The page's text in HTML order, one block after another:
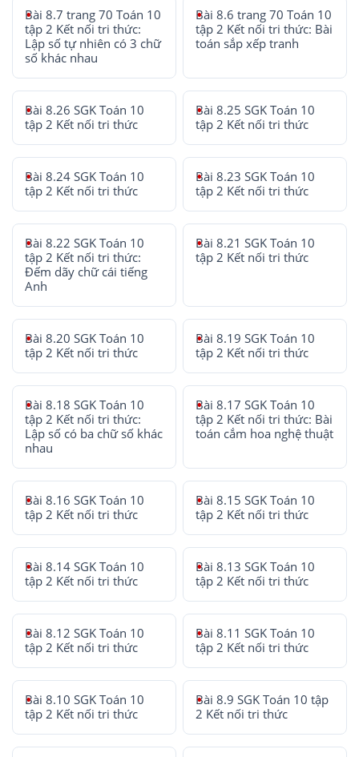
Bài 8.7 trang 70 Toán 10
tập 2 Kết nối tri thức:
Lập số tự nhiên có 3 chữ
số khác nhau
Bài 8.6 trang 70 Toán 10
tập 2 Kết nối tri thức: Bài
toán sắp xếp tranh
Bài 8.26 SGK Toán 10
tập 2 Kết nối tri thức
Bài 8.25 SGK Toán 10
tập 2 Kết nối tri thức
Bài 8.24 SGK Toán 10
tập 2 Kết nối tri thức
Bài 8.23 SGK Toán 10
tập 2 Kết nối tri thức
Bài 8.22 SGK Toán 10
tập 2 Kết nối tri thức:
Đếm dãy chữ cái tiếng
Anh
Bài 8.21 SGK Toán 10
tập 2 Kết nối tri thức
Bài 8.20 SGK Toán 10
tập 2 Kết nối tri thức
Bài 8.19 SGK Toán 10
tập 2 Kết nối tri thức
Bài 8.18 SGK Toán 10
tập 2 Kết nối tri thức:
Lập số có ba chữ số khác
nhau
Bài 8.17 SGK Toán 10
tập 2 Kết nối tri thức: Bài
toán cắm hoa nghệ thuật
Bài 8.16 SGK Toán 10
tập 2 Kết nối tri thức
Bài 8.15 SGK Toán 10
tập 2 Kết nối tri thức
Bài 8.14 SGK Toán 10
tập 2 Kết nối tri thức
Bài 8.13 SGK Toán 10
tập 2 Kết nối tri thức
Bài 8.12 SGK Toán 10
tập 2 Kết nối tri thức
Bài 8.11 SGK Toán 10
tập 2 Kết nối tri thức
Bài 8.10 SGK Toán 10
tập 2 Kết nối tri thức
Bài 8.9 SGK Toán 10 tập
2 Kết nối tri thức